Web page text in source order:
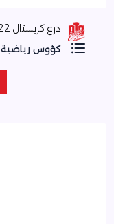
درع كريستال 7222-G
كؤوس رياضية